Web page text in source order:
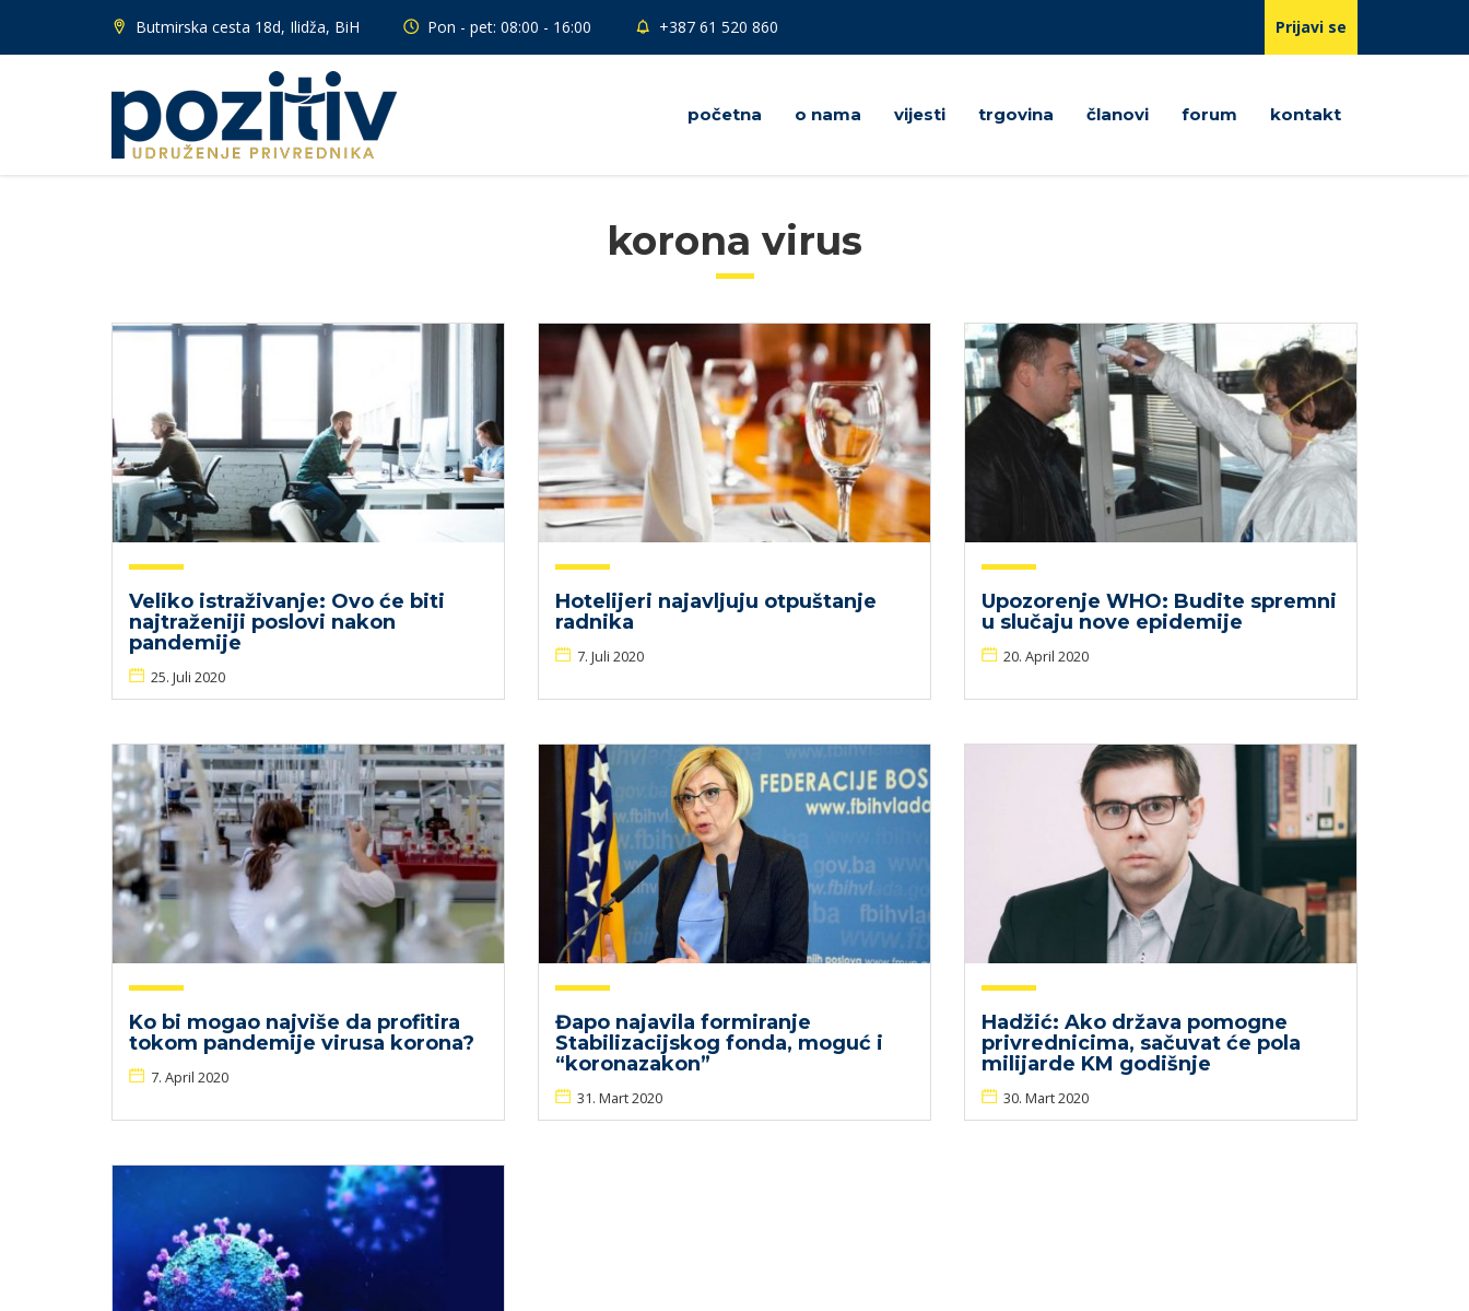
Butmirska cesta 18d, Ilidža, BiH Pon - pet: 08:00 - 16:00 +387 61 520 860 Prijavi se
početna o nama vijesti trgovina članovi forum kontakt
korona virus
Veliko istraživanje: Ovo će biti
najtraženiji poslovi nakon
pandemije
25. Juli 2020
Hotelijeri najavljuju otpuštanje
radnika
7. Juli 2020
Upozorenje WHO: Budite spremni
u slučaju nove epidemije
20. April 2020
Ko bi mogao najviše da profitira
tokom pandemije virusa korona?
7. April 2020
Đapo najavila formiranje
Stabilizacijskog fonda, moguć i
“koronazakon”
31. Mart 2020
Hadžić: Ako država pomogne
privrednicima, sačuvat će pola
milijarde KM godišnje
30. Mart 2020